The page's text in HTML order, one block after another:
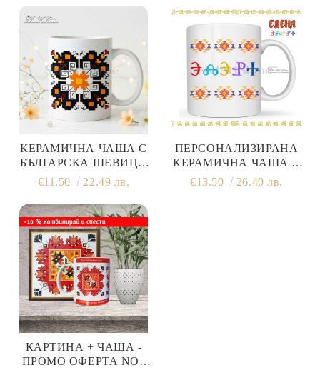
КЕРАМИЧНА ЧАША С
БЪЛГАРСКА ШЕВИЦА
ЕЛБЕТИЦА №5 | ЧАШИ
€11.50 22.49 лв.
ПЕРСОНАЛИЗИРАНА
КЕРАМИЧНА ЧАША С
ИМЕ НА ГЛАГОЛИЦА И
€13.50 26.40 лв.
КАРТИНА + ЧАША -
ПРОМО ОФЕРТА NO2